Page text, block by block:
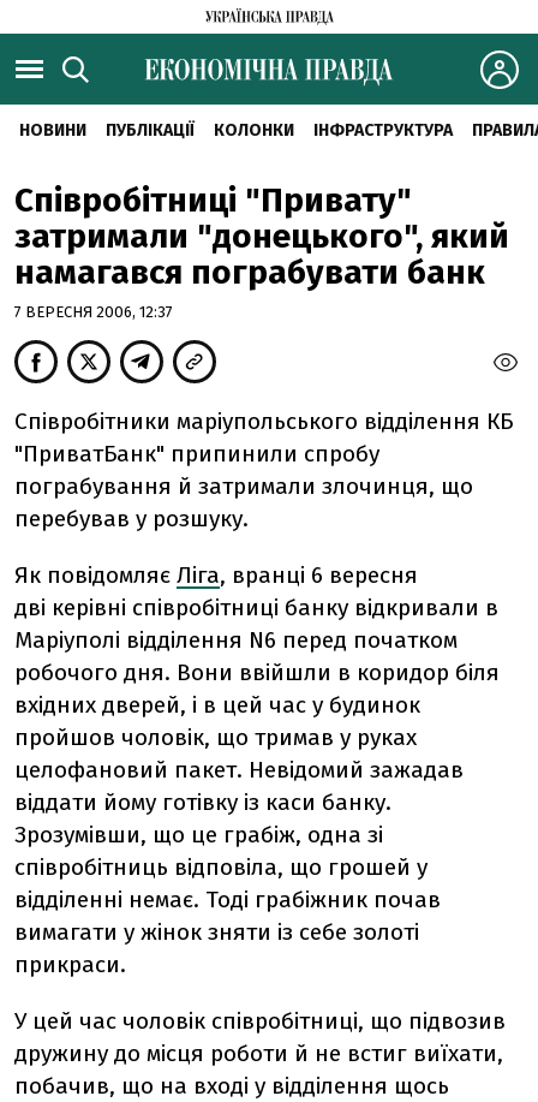
НОВИНИ ПУБЛІКАЦІЇ КОЛОНКИ ІНФРАСТРУКТУРА
Співробітниці "Привату"
затримали "донецького", який
намагався пограбувати банк
7 ВЕРЕСНЯ 2006, 12:37
Співробітники маріупольського відділення КБ
"ПриватБанк" припинили спробу
пограбування й затримали злочинця, що
перебував у розшуку.
Як повідомляє Ліга, вранці 6 вересня
дві керівні співробітниці банку відкривали в
Маріуполі відділення N6 перед початком
робочого дня. Вони ввійшли в коридор біля
вхідних дверей, і в цей час у будинок
пройшов чоловік, що тримав у руках
целофановий пакет. Невідомий зажадав
віддати йому готівку із каси банку.
Зрозумівши, що це грабіж, одна зі
співробітниць відповіла, що грошей у
відділенні немає. Тоді грабіжник почав
вимагати у жінок зняти із себе золоті
прикраси.
У цей час чоловік співробітниці, що підвозив
дружину до місця роботи й не встиг виїхати,
побачив, що на вході у відділення щось